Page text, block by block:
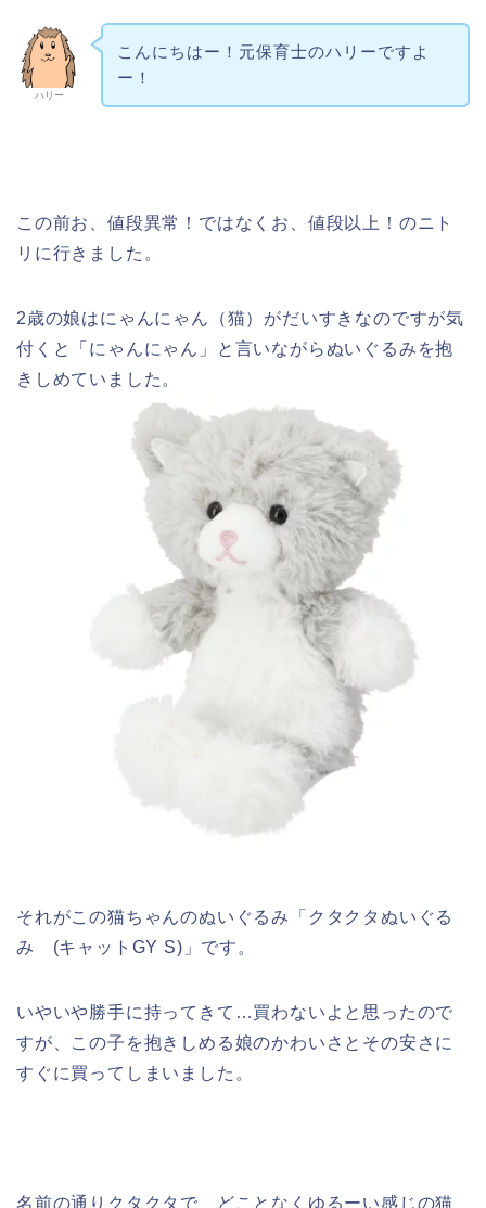
ハリー
こんにちはー！元保育士のハリーですよ
ー！
この前お、値段異常！ではなくお、値段以上！のニト
リに行きました。
2歳の娘はにゃんにゃん（猫）がだいすきなのですが気
付くと「にゃんにゃん」と言いながらぬいぐるみを抱
きしめていました。
それがこの猫ちゃんのぬいぐるみ「クタクタぬいぐる
み (キャットGY S)」です。
いやいや勝手に持ってきて…買わないよと思ったので
すが、この子を抱きしめる娘のかわいさとその安さに
すぐに買ってしまいました。
名前の通りクタクタで、どことなくゆるーい感じの猫